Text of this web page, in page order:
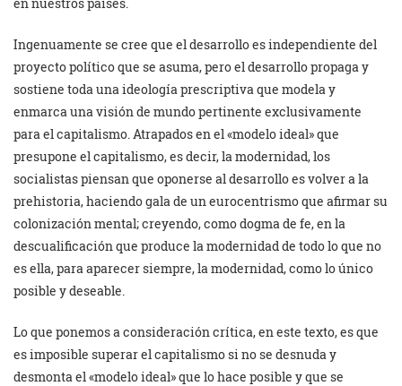
Ingenuamente se cree que el desarrollo es independiente del
proyecto político que se asuma, pero el desarrollo propaga y
sostiene toda una ideología prescriptiva que modela y
enmarca una visión de mundo pertinente exclusivamente
para el capitalismo. Atrapados en el «modelo ideal» que
presupone el capitalismo, es decir, la modernidad, los
socialistas piensan que oponerse al desarrollo es volver a la
prehistoria, haciendo gala de un eurocentrismo que afirmar su
colonización mental; creyendo, como dogma de fe, en la
descualificación que produce la modernidad de todo lo que no
es ella, para aparecer siempre, la modernidad, como lo único
posible y deseable.
Lo que ponemos a consideración crítica, en este texto, es que
es imposible superar el capitalismo si no se desnuda y
desmonta el «modelo ideal» que lo hace posible y que se